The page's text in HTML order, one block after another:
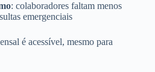
: colaboradores faltam menos
emergenciais
é acessível, mesmo para